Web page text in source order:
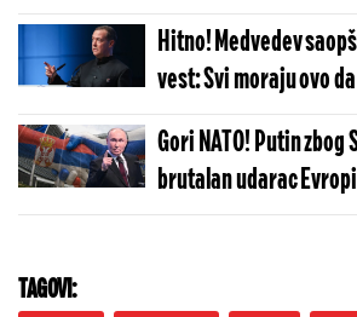
vozila, nije im bilo
se ne pamti
Hitno! Medvedev
vest: Svi moraju ovo
Gori NATO! Putin zbog
brutalan udarac
Rusije, sve se menja
TAGOVI: